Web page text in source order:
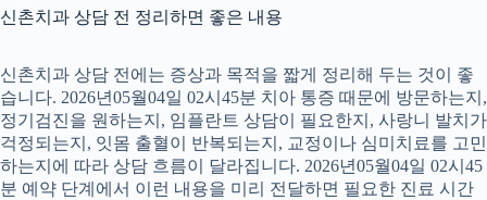
신촌치과 상담 전 정리하면 좋은 내용
신촌치과 상담 전에는 증상과 목적을 짧게 정리해 두는 것이 좋
습니다. 2026년05월04일 02시45분 치아 통증 때문에 방문하는지,
정기검진을 원하는지, 임플란트 상담이 필요한지, 사랑니 발치가
걱정되는지, 잇몸 출혈이 반복되는지, 교정이나 심미치료를 고민
하는지에 따라 상담 흐름이 달라집니다. 2026년05월04일 02시45
분 예약 단계에서 이런 내용을 미리 전달하면 필요한 진료 시간